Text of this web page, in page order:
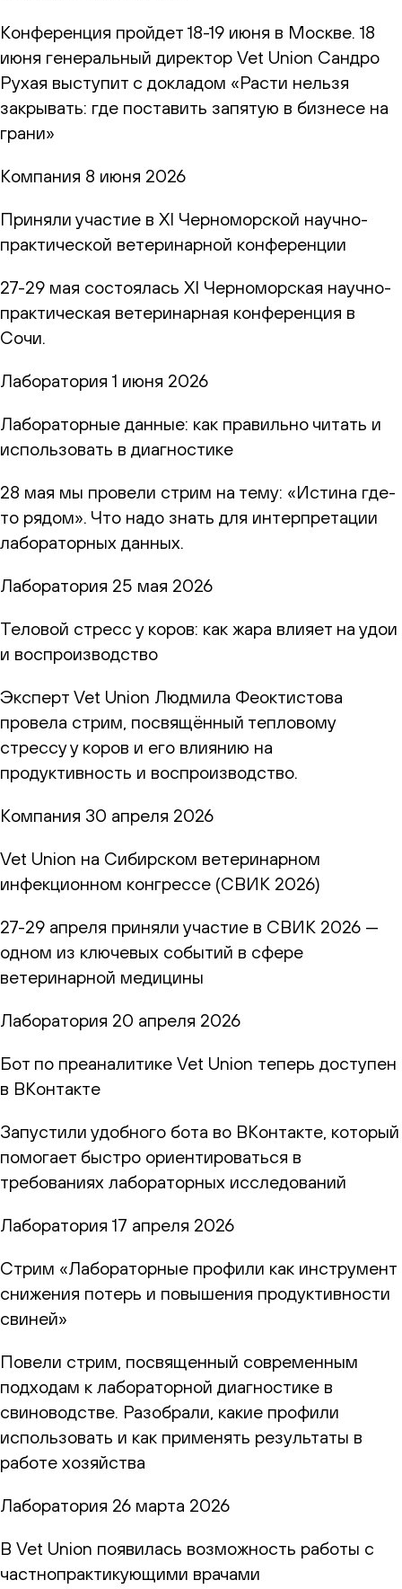
Конференция пройдет 18-19 июня в Москве. 18
июня генеральный директор Vet Union Сандро
Рухая выступит с докладом «Расти нельзя
закрывать: где поставить запятую в бизнесе на
грани»
Компания 8 июня 2026
Приняли участие в XI Черноморской научно-
практической ветеринарной конференции
27-29 мая состоялась XI Черноморская научно-
практическая ветеринарная конференция в
Сочи.
Лаборатория 1 июня 2026
Лабораторные данные: как правильно читать и
использовать в диагностике
28 мая мы провели стрим на тему: «Истина где-
то рядом». Что надо знать для интерпретации
лабораторных данных.
Лаборатория 25 мая 2026
Теловой стресс у коров: как жара влияет на удои
и воспроизводство
Эксперт Vet Union Людмила Феоктистова
провела стрим, посвящённый тепловому
стрессу у коров и его влиянию на
продуктивность и воспроизводство.
Компания 30 апреля 2026
Vet Union на Сибирском ветеринарном
инфекционном конгрессе (СВИК 2026)
27-29 апреля приняли участие в СВИК 2026 —
одном из ключевых событий в сфере
ветеринарной медицины
Лаборатория 20 апреля 2026
Бот по преаналитике Vet Union теперь доступен
в ВКонтакте
Запустили удобного бота во ВКонтакте, который
помогает быстро ориентироваться в
требованиях лабораторных исследований
Лаборатория 17 апреля 2026
Стрим «Лабораторные профили как инструмент
снижения потерь и повышения продуктивности
свиней»
Повели стрим, посвященный современным
подходам к лабораторной диагностике в
свиноводстве. Разобрали, какие профили
использовать и как применять результаты в
работе хозяйства
Лаборатория 26 марта 2026
В Vet Union появилась возможность работы с
частнопрактикующими врачами